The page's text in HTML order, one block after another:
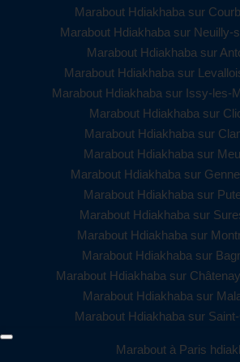
Marabout Hdiakhaba sur
Marabout Hdiakhaba sur Neuilly-
Marabout Hdiakhaba sur
Marabout Hdiakhaba sur
Marabout Hdiakhaba sur Issy-les-
Marabout Hdiakhaba sur
Marabout Hdiakhaba sur
Marabout Hdiakhaba sur
Marabout Hdiakhaba sur
Marabout Hdiakhaba sur
Marabout Hdiakhaba sur
Marabout Hdiakhaba sur
Marabout Hdiakhaba sur
Marabout Hdiakhaba sur
Marabout Hdiakhaba sur
Marabout Hdiakhaba sur
Marabout à Paris